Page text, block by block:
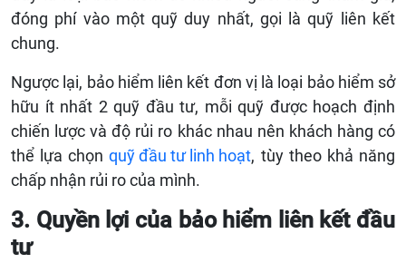
đóng phí vào một quỹ duy nhất, gọi là quỹ liên kết
chung.
Ngược lại, bảo hiểm liên kết đơn vị là loại bảo hiểm sở
hữu ít nhất 2 quỹ đầu tư, mỗi quỹ được hoạch định
chiến lược và độ rủi ro khác nhau nên khách hàng có
thể lựa chọnquỹ đầu tư linh hoạt, tùy theo khả năng
chấp nhận rủi ro của mình.
3. Quyền lợi của bảo hiểm liên kết đầu
tư